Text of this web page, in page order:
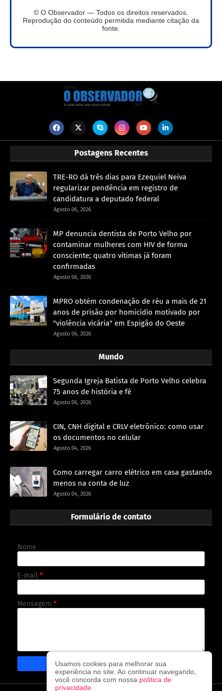
© O Observador — Todos os direitos reservados.
Reprodução do conteúdo permitida mediante citação da
fonte.
Postagens Recentes
TRE-RO dá três dias para Ezequiel Neiva
regularizar pendência em registro de
candidatura a deputado federal
Agosto 06, 2026
MP denuncia dentista de Porto Velho por
contaminar mulheres com HIV de forma
consciente; quatro vítimas já foram
confirmadas
Agosto 06, 2026
MPRO obtém condenação de réu a mais de 21
anos de prisão por homicídio motivado por
"violência vicária" em Espigão do Oeste
Agosto 06, 2026
Mundo
Segunda Igreja Batista de Porto Velho celebra
75 anos de história e fé
Agosto 06, 2026
CIN, CNH digital e CRLV eletrônico: como usar
os documentos no celular
Agosto 04, 2026
Como carregar carro elétrico em casa gastando
menos na conta de luz
Agosto 04, 2026
Formulário de contato
Nome
E-mail *
Mensagem *
Usamos cookies para melhorar sua
experiência no site. Ao continuar navegando,
você concorda com nossa política de
privacidade